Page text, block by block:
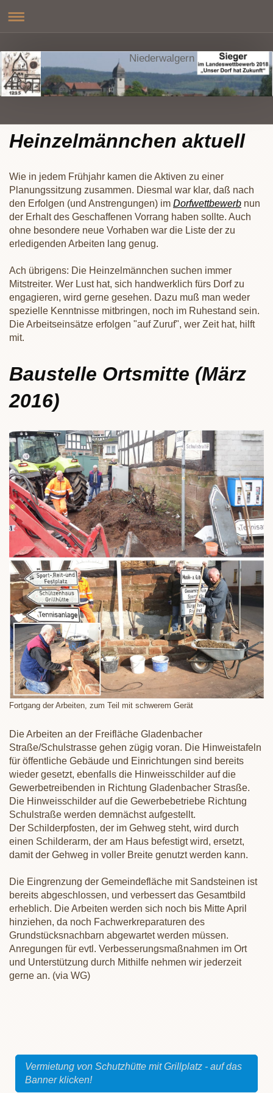
Niederwalgern
Heinzelmännchen aktuell
Wie in jedem Frühjahr kamen die Aktiven zu einer
Planungssitzung zusammen. Diesmal war klar, daß nach
den Erfolgen (und Anstrengungen) im Dorfwettbewerb nun
der Erhalt des Geschaffenen Vorrang haben sollte. Auch
ohne besondere neue Vorhaben war die Liste der zu
erledigenden Arbeiten lang genug.
Ach übrigens: Die Heinzelmännchen suchen immer
Mitstreiter. Wer Lust hat, sich handwerklich fürs Dorf zu
engagieren, wird gerne gesehen. Dazu muß man weder
spezielle Kenntnisse mitbringen, noch im Ruhestand sein.
Die Arbeitseinsätze erfolgen "auf Zuruf", wer Zeit hat, hilft
mit.
Baustelle Ortsmitte (März
2016)
Fortgang der Arbeiten, zum Teil mit schwerem Gerät
Die Arbeiten an der Freifläche Gladenbacher
Straße/Schulstrasse gehen zügig voran. Die Hinweistafeln
für öffentliche Gebäude und Einrichtungen sind bereits
wieder gesetzt, ebenfalls die Hinweisschilder auf die
Gewerbetreibenden in Richtung Gladenbacher Strasße.
Die Hinweisschilder auf die Gewerbebetriebe Richtung
Schulstraße werden demnächst aufgestellt.
Der Schilderpfosten, der im Gehweg steht, wird durch
einen Schilderarm, der am Haus befestigt wird, ersetzt,
damit der Gehweg in voller Breite genutzt werden kann.
Die Eingrenzung der Gemeindefläche mit Sandsteinen ist
bereits abgeschlossen, und verbessert das Gesamtbild
erheblich. Die Arbeiten werden sich noch bis Mitte April
hinziehen, da noch Fachwerkreparaturen des
Grundstücksnachbarn abgewartet werden müssen.
Anregungen für evtl. Verbesserungsmaßnahmen im Ort
und Unterstützung durch Mithilfe nehmen wir jederzeit
gerne an. (via WG)
Vermietung von Schutzhütte mit Grillplatz - auf das
Banner klicken!